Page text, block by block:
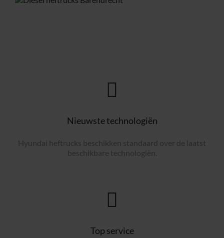
Nieuwste technologiën
Hyundai heftrucks beschikken standaard over de laatst
beschikbare technologiën.
Top service